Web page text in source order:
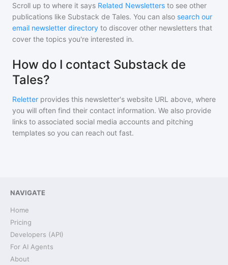
Scroll up to where it says Related Newsletters to see other
publications like Substack de Tales. You can also search our
email newsletter directory to discover other newsletters that
cover the topics you're interested in.
How do I contact Substack de
Tales?
Reletter provides this newsletter's website URL above, where
you will often find their contact information. We also provide
links to associated social media accounts and pitching
templates so you can reach out fast.
NAVIGATE
Home
Pricing
Developers (API)
For AI Agents
About